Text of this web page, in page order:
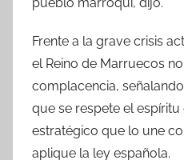
Frente a la grave crisis
el Reino de Marruecos
complacencia,
que se respete el
estratégico que lo une
aplique la ley española.